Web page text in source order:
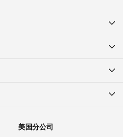
美国分公司